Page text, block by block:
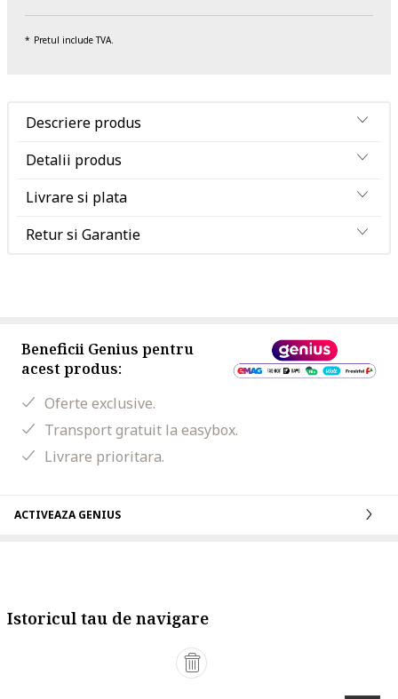
Pretul include TVA.
Descriere produs
Detalii produs
Livrare si plata
Retur si Garantie
Beneficii Genius pentru
acest produs:
Oferte exclusive.
Transport gratuit la easybox.
Livrare prioritara.
ACTIVEAZA GENIUS
Istoricul tau de navigare